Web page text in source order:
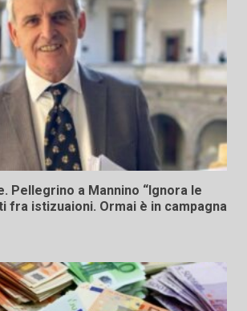
Pellegrino a Mannino “Ignora le
fra istizuaioni. Ormai è in campagna